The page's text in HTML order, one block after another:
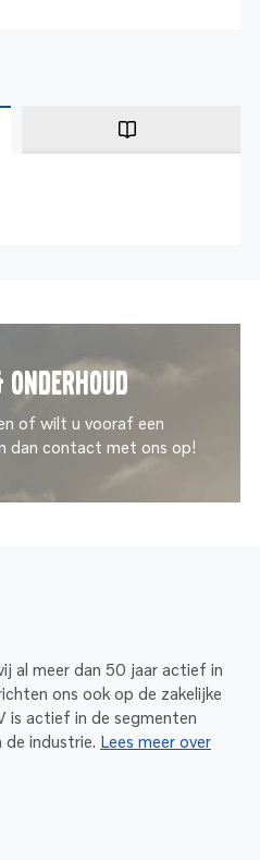
onderhoud
of wilt u vooraf een
dan contact met ons op!
al meer dan 50 jaar actief in
ons ook op de zakelijke
is actief in de segmenten
industrie. Lees meer over